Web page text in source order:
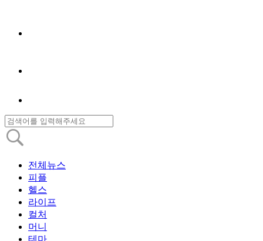
전체뉴스
피플
헬스
라이프
컬처
머니
테마